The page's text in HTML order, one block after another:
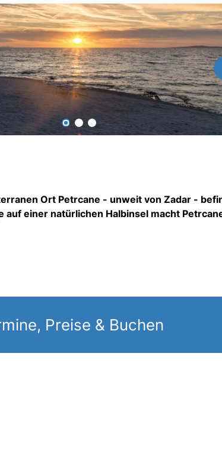
Ort Petrcane - unweit von Zadar -
auf einer natürlichen Halbinsel macht
Preise & Buchen